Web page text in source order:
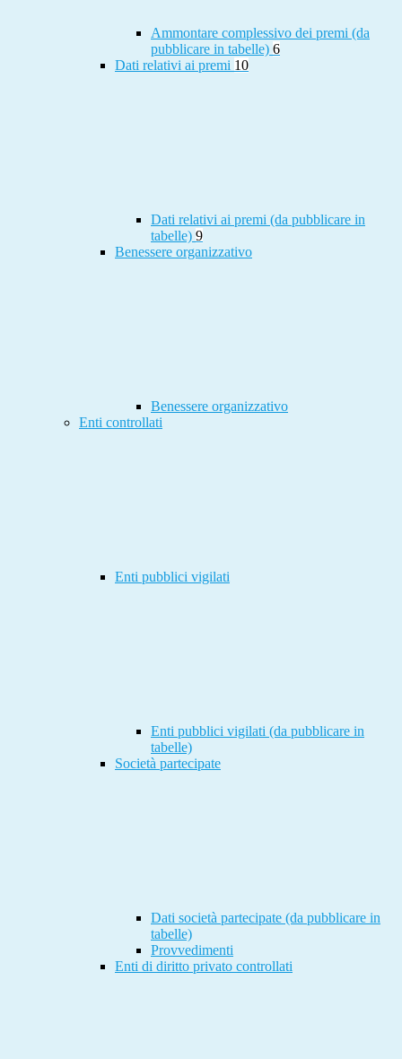
Ammontare complessivo dei premi (da
pubblicare in tabelle) 6
Dati relativi ai premi 10
Dati relativi ai premi (da pubblicare in
tabelle) 9
Benessere organizzativo
Benessere organizzativo
Enti controllati
Enti pubblici vigilati
Enti pubblici vigilati (da pubblicare in
tabelle)
Società partecipate
Dati società partecipate (da pubblicare in
tabelle)
Provvedimenti
Enti di diritto privato controllati